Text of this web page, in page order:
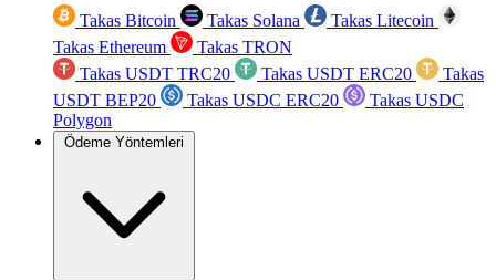
Takas Bitcoin Takas Solana
Takas Litecoin
Takas Ethereum
Takas TRON
Takas USDT TRC20
Takas USDT ERC20
Takas
USDT BEP20
Takas USDC ERC20
Takas USDC
Polygon
Ödeme Yöntemleri